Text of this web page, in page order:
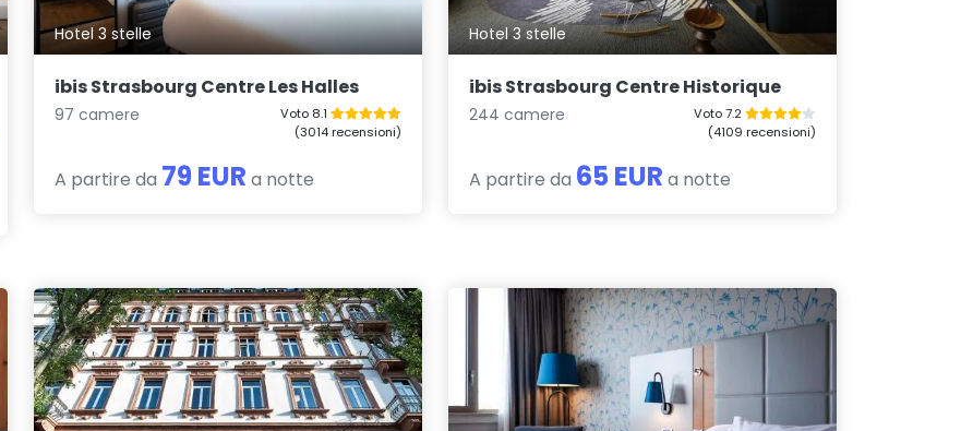
Hotel 3 stelle
ibis Strasbourg Centre Les Halles
97 camere
Voto 8.1
(3014 recensioni)
A partire da 79 EUR a notte
Hotel 3 stelle
ibis Strasbourg Centre Historique
244 camere
Voto 7.2
(4109 recensioni)
A partire da 65 EUR a notte